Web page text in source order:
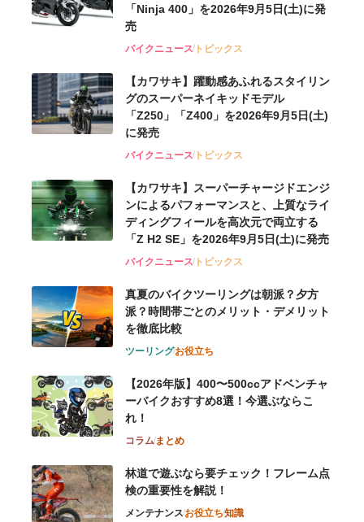
「Ninja 400」を2026年9月5日(土)に発
売
バイクニューストピックス
【カワサキ】躍動感あふれるスタイリン
グのスーパーネイキッドモデル
「Z250」「Z400」を2026年9月5日(土)
に発売
バイクニューストピックス
【カワサキ】スーパーチャージドエンジ
ンによるパフォーマンスと、上質なライ
ディングフィールを高次元で両立する
「Z H2 SE」を2026年9月5日(土)に発売
バイクニューストピックス
真夏のバイクツーリングは朝派？夕方
派？時間帯ごとのメリット・デメリット
を徹底比較
ツーリングお役立ち
【2026年版】400〜500ccアドベンチャ
ーバイクおすすめ8選！今選ぶならこ
れ！
コラムまとめ
林道で遊ぶなら要チェック！フレーム点
検の重要性を解説！
メンテナンスお役立ち知識